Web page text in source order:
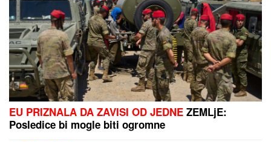
EU PRIZNALA DA ZAVISI OD JEDNE ZEMLjE:
Posledice bi mogle biti ogromne